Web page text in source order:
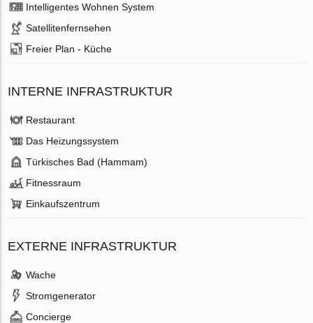
Intelligentes Wohnen System
Satellitenfernsehen
Freier Plan - Küche
INTERNE INFRASTRUKTUR
Restaurant
Das Heizungssystem
Türkisches Bad (Hammam)
Fitnessraum
Einkaufszentrum
EXTERNE INFRASTRUKTUR
Wache
Stromgenerator
Concierge